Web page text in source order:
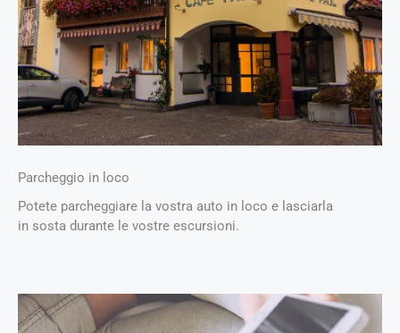
Parcheggio in loco
Potete parcheggiare la vostra auto in loco e lasciarla
in sosta durante le vostre escursioni.